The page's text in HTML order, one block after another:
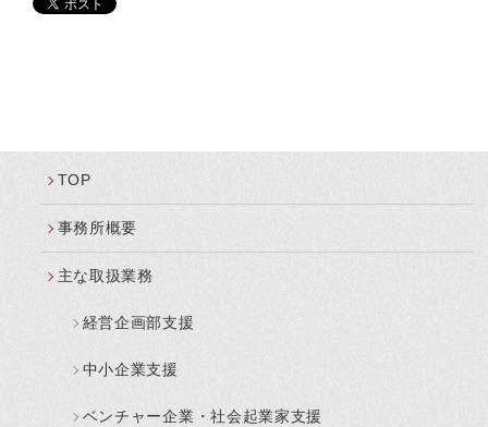
TOP
事務所概要
主な取扱業務
経営企画部支援
中小企業支援
ベンチャー企業・社会起業家支援